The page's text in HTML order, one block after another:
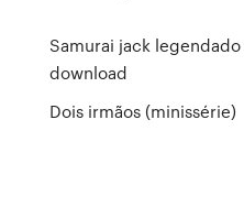
Samurai jack legendado
download
Dois irmãos (minissérie)